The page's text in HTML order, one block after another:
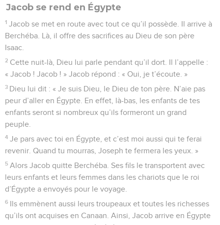
Jacob se rend en Égypte
1 Jacob se met en route avec tout ce qu’il possède. Il arrive à
Berchéba. Là, il offre des sacrifices au Dieu de son père
Isaac.
2 Cette nuit-là, Dieu lui parle pendant qu’il dort. Il l’appelle :
« Jacob ! Jacob ! » Jacob répond : « Oui, je t’écoute. »
3 Dieu lui dit : « Je suis Dieu, le Dieu de ton père. N’aie pas
peur d’aller en Égypte. En effet, là-bas, les enfants de tes
enfants seront si nombreux qu’ils formeront un grand
peuple.
4 Je pars avec toi en Égypte, et c’est moi aussi qui te ferai
revenir. Quand tu mourras, Joseph te fermera les yeux. »
5 Alors Jacob quitte Berchéba. Ses fils le transportent avec
leurs enfants et leurs femmes dans les chariots que le roi
d’Égypte a envoyés pour le voyage.
6 Ils emmènent aussi leurs troupeaux et toutes les richesses
qu’ils ont acquises en Canaan. Ainsi, Jacob arrive en Égypte